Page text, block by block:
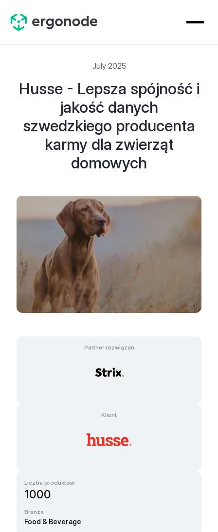
July 2025
Husse - Lepsza spójność i
jakość danych
szwedzkiego producenta
karmy dla zwierząt
domowych
Partner rozwiązań
Klient
Liczba produktów
1000
Branża
Food & Beverage